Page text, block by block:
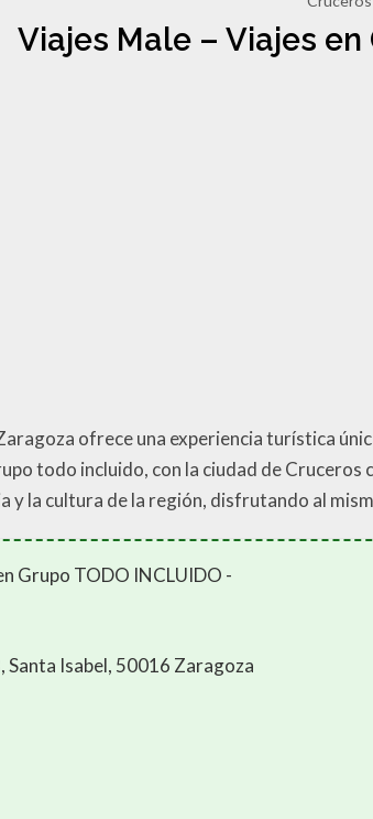
Viajes Male – Viajes en
ofrece una experiencia turística
todo incluido, con la ciudad de
y la cultura de la región, disfrutando al
Santa Isabel, 50016 Zaragoza